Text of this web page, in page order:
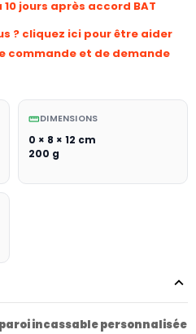
jours après accord BAT
? cliquez ici pour être aider
commande et de demande
straightenDIMENSIONS
0 × 8 × 12 cm
200 g
incassable personnalisée